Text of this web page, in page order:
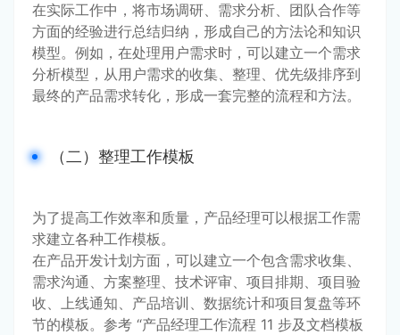
在实际工作中，将市场调研、需求分析、团队合作等
方面的经验进行总结归纳，形成自己的方法论和知识
模型。例如，在处理用户需求时，可以建立一个需求
分析模型，从用户需求的收集、整理、优先级排序到
最终的产品需求转化，形成一套完整的流程和方法。
（二）整理工作模板
为了提高工作效率和质量，产品经理可以根据工作需
求建立各种工作模板。
在产品开发计划方面，可以建立一个包含需求收集、
需求沟通、方案整理、技术评审、项目排期、项目验
收、上线通知、产品培训、数据统计和项目复盘等环
节的模板。参考 “产品经理工作流程 11 步及文档模板